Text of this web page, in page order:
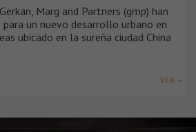
Marg and Partners (gmp) han
un nuevo desarrollo urbano en
ubicado en la sureña ciudad China
VER +